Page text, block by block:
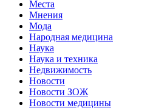
Места
Мнения
Мода
Народная медицина
Наука
Наука и техника
Недвижимость
Новости
Новости ЗОЖ
Новости медицины